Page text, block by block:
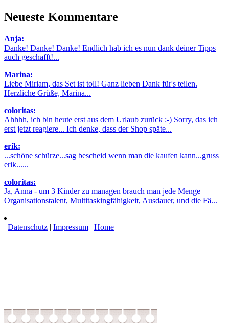
Neueste Kommentare
Anja:
Danke! Danke! Danke! Endlich hab ich es nun dank deiner Tipps
auch geschafft!...
Marina:
Liebe Miriam, das Set ist toll! Ganz lieben Dank für's teilen.
Herzliche Grüße, Marina...
coloritas:
Ahhhh, ich bin heute erst aus dem Urlaub zurück :-) Sorry, das ich
erst jetzt reagiere... Ich denke, dass der Shop späte...
erik:
...schöne schürze...sag bescheid wenn man die kaufen kann...gruss
erik......
coloritas:
Ja, Anna - um 3 Kinder zu managen brauch man jede Menge
Organisationstalent, Multitaskingfähigkeit, Ausdauer, und die Fä...
| Datenschutz | Impressum | Home |